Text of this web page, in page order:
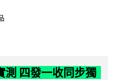
四發一收同步獨